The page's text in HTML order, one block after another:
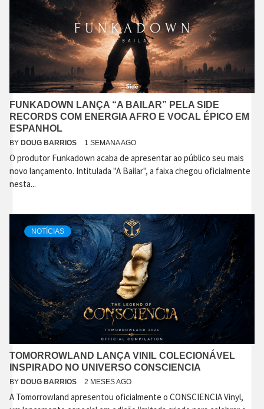
FUNKADOWN LANÇA “A BAILAR” PELA SIDE
RECORDS COM ENERGIA AFRO E VOCAL ÉPICO EM
ESPANHOL
BY DOUG BARRIOS 1 SEMANA AGO
O produtor Funkadown acaba de apresentar ao público seu mais
novo lançamento. Intitulada "A Bailar", a faixa chegou oficialmente
nesta...
NOTÍCIAS
TOMORROWLAND LANÇA VINIL COLECIONÁVEL
INSPIRADO NO UNIVERSO CONSCIENCIA
BY DOUG BARRIOS 2 MESES AGO
A Tomorrowland apresentou oficialmente o CONSCIENCIA Vinyl,